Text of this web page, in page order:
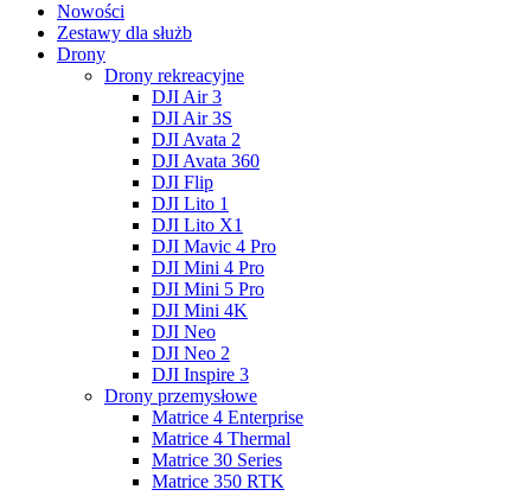
Nowości
Zestawy dla służb
Drony
Drony rekreacyjne
DJI Air 3
DJI Air 3S
DJI Avata 2
DJI Avata 360
DJI Flip
DJI Lito 1
DJI Lito X1
DJI Mavic 4 Pro
DJI Mini 4 Pro
DJI Mini 5 Pro
DJI Mini 4K
DJI Neo
DJI Neo 2
DJI Inspire 3
Drony przemysłowe
Matrice 4 Enterprise
Matrice 4 Thermal
Matrice 30 Series
Matrice 350 RTK